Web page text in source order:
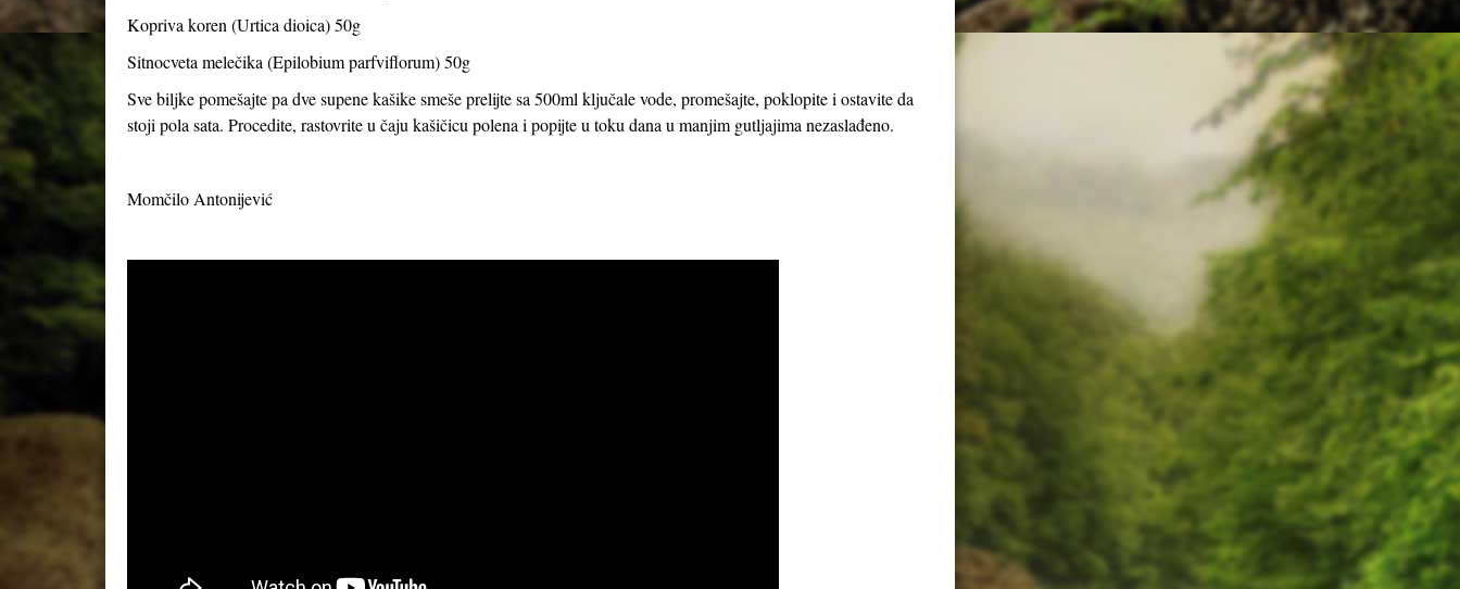
Kopriva koren (Urtica dioica) 50g
Sitnocveta melečika (Epilobium parfviflorum) 50g
Sve biljke pomešajte pa dve supene kašike smeše prelijte sa 500ml ključale vode, promešajte, poklopite i ostavite da
stoji pola sata. Procedite, rastovrite u čaju kašičicu polena i popijte u toku dana u manjim gutljajima nezaslađeno.
Momčilo Antonijević